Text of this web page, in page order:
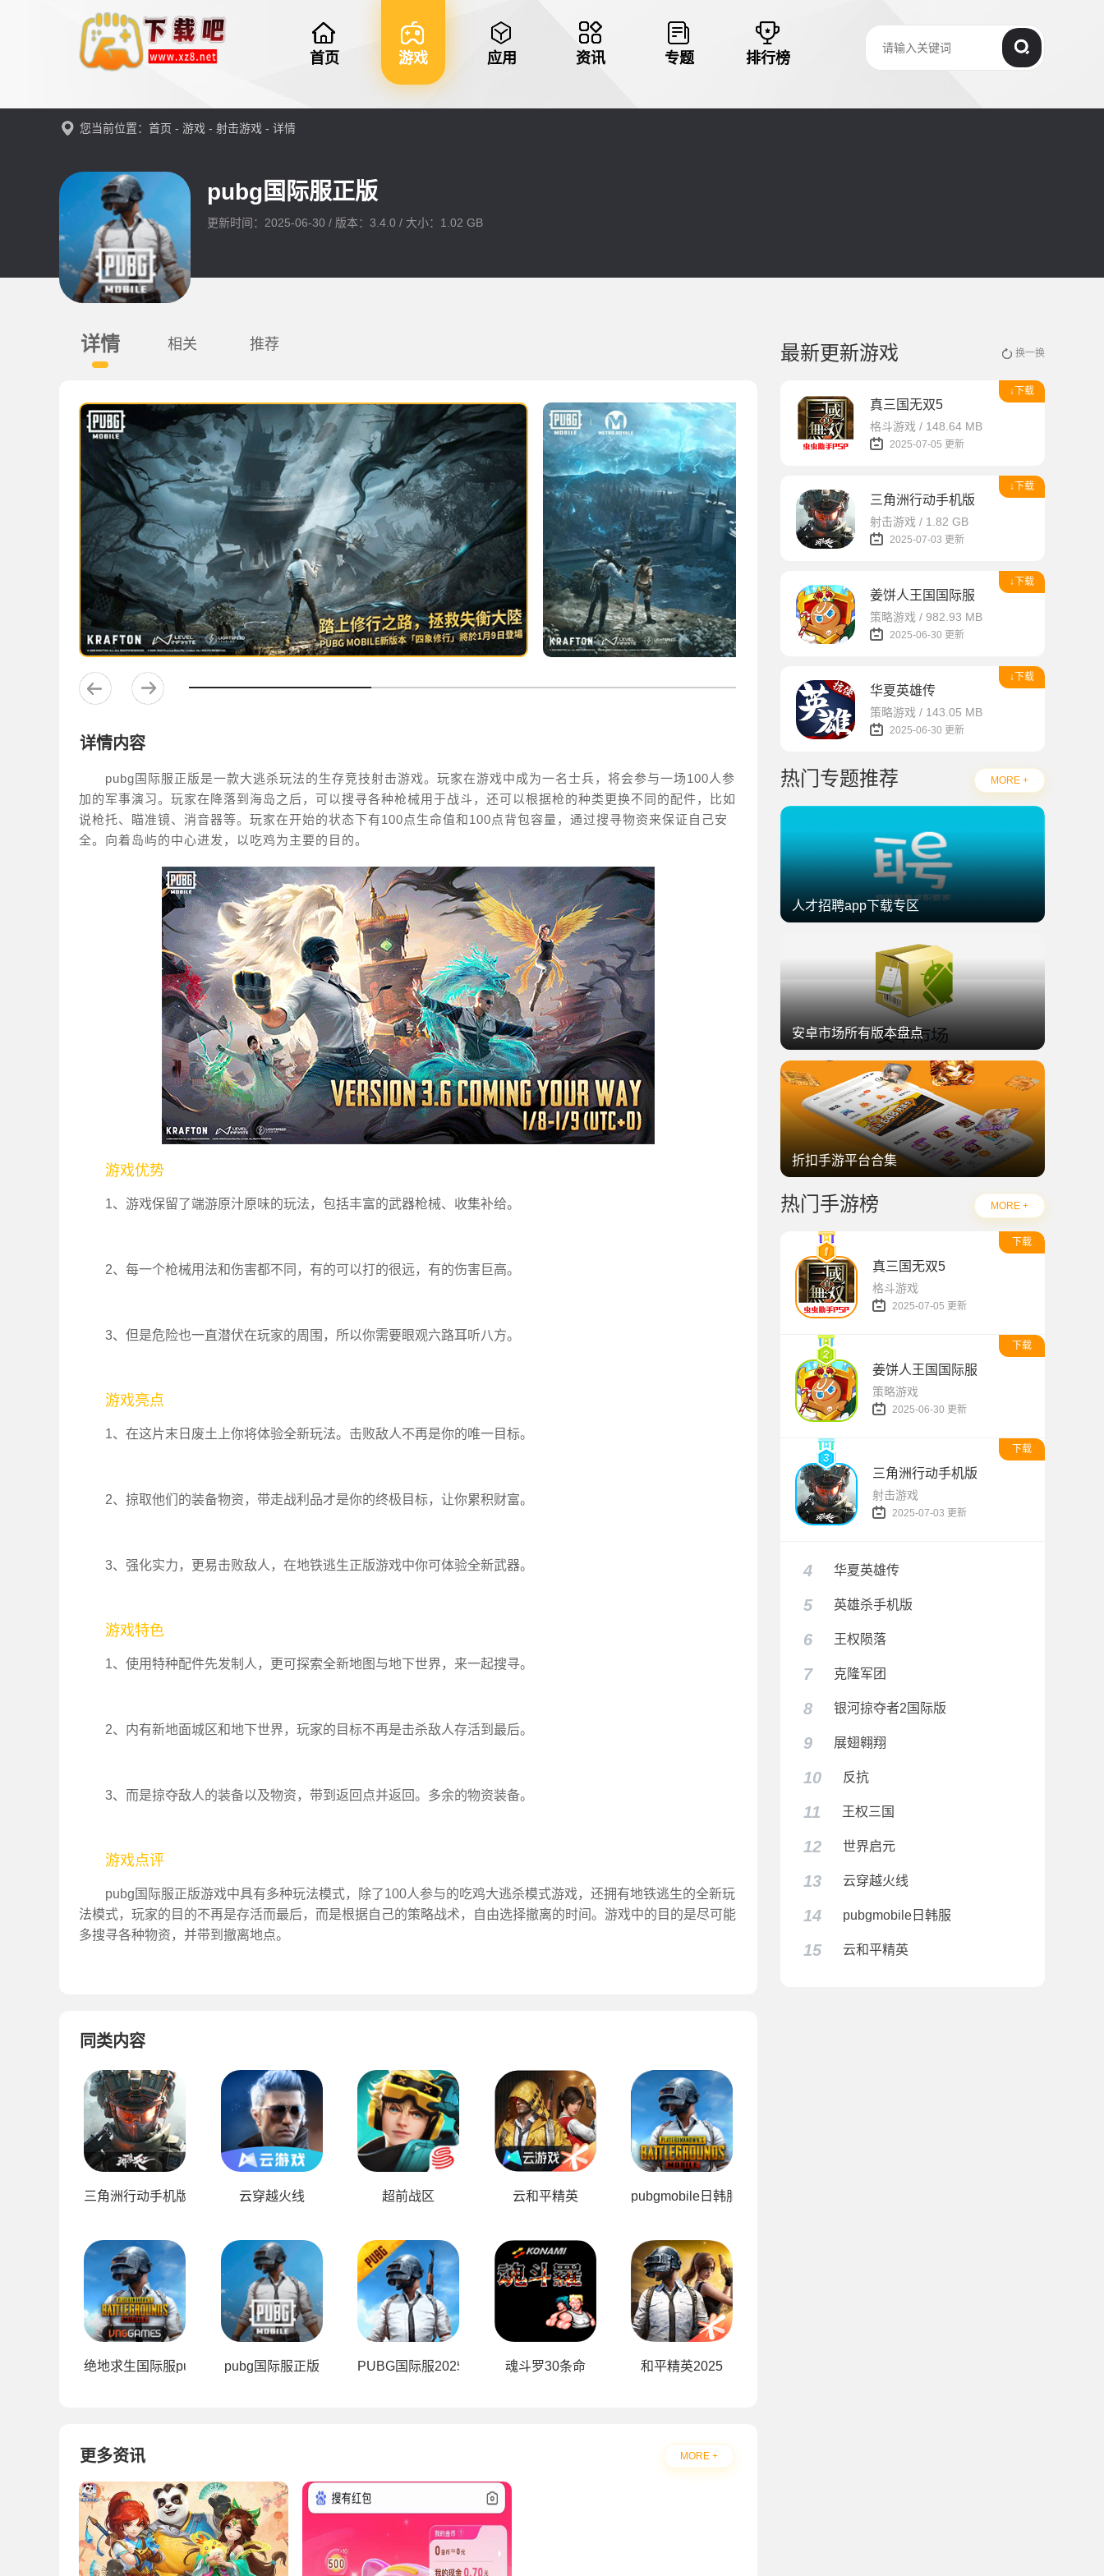
首页 游戏 应用 资讯 专题 排行榜
您当前位置： 首页 - 游戏 - 射击游戏 - 详情
pubg国际服正版
更新时间：2025-06-30 / 版本：3.4.0 / 大小：1.02 GB
详情 相关 推荐
详情内容
pubg国际服正版是一款大逃杀玩法的生存竞技射击游戏。玩家在游戏中成为一名士兵，将会参与一场100人参
加的军事演习。玩家在降落到海岛之后，可以搜寻各种枪械用于战斗，还可以根据枪的种类更换不同的配件，比如
说枪托、瞄准镜、消音器等。玩家在开始的状态下有100点生命值和100点背包容量，通过搜寻物资来保证自己安
全。向着岛屿的中心进发，以吃鸡为主要的目的。
游戏优势
1、游戏保留了端游原汁原味的玩法，包括丰富的武器枪械、收集补给。
2、每一个枪械用法和伤害都不同，有的可以打的很远，有的伤害巨高。
3、但是危险也一直潜伏在玩家的周围，所以你需要眼观六路耳听八方。
游戏亮点
1、在这片末日废土上你将体验全新玩法。击败敌人不再是你的唯一目标。
2、掠取他们的装备物资，带走战利品才是你的终极目标，让你累积财富。
3、强化实力，更易击败敌人，在地铁逃生正版游戏中你可体验全新武器。
游戏特色
1、使用特种配件先发制人，更可探索全新地图与地下世界，来一起搜寻。
2、内有新地面城区和地下世界，玩家的目标不再是击杀敌人存活到最后。
3、而是掠夺敌人的装备以及物资，带到返回点并返回。多余的物资装备。
游戏点评
pubg国际服正版游戏中具有多种玩法模式，除了100人参与的吃鸡大逃杀模式游戏，还拥有地铁逃生的全新玩
法模式，玩家的目的不再是存活而最后，而是根据自己的策略战术，自由选择撤离的时间。游戏中的目的是尽可能
多搜寻各种物资，并带到撤离地点。
同类内容
三角洲行动手机版 云穿越火线 超前战区 云和平精英 pubgmobile日韩服
绝地求生国际服pubg pubg国际服正版 PUBG国际服2025 魂斗罗30条命 和平精英2025
更多资讯 MORE +
最新更新游戏 换一换
↓下载
真三国无双5
格斗游戏 / 148.64 MB
2025-07-05 更新
↓下载
三角洲行动手机版
射击游戏 / 1.82 GB
2025-07-03 更新
↓下载
姜饼人王国国际服
策略游戏 / 982.93 MB
2025-06-30 更新
↓下载
华夏英雄传
策略游戏 / 143.05 MB
2025-06-30 更新
热门专题推荐 MORE +
人才招聘app下载专区
安卓市场所有版本盘点
折扣手游平台合集
热门手游榜 MORE +
下载
真三国无双5
格斗游戏
2025-07-05 更新
下载
姜饼人王国国际服
策略游戏
2025-06-30 更新
下载
三角洲行动手机版
射击游戏
2025-07-03 更新
4 华夏英雄传
5 英雄杀手机版
6 王权陨落
7 克隆军团
8 银河掠夺者2国际版
9 展翅翱翔
10 反抗
11 王权三国
12 世界启元
13 云穿越火线
14 pubgmobile日韩服
15 云和平精英